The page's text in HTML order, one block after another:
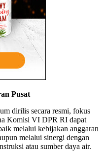
Pusat
dirilis secara resmi, fokus
Komisi VI DPR RI dapat
melalui kebijakan anggaran
melalui sinergi dengan
atau sumber daya air.